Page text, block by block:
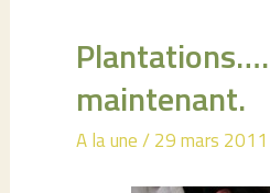
maintenant.
A la une/29 mars 2011